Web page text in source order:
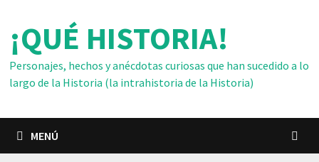
contenido
¡QUÉ HISTORIA!
Personajes, hechos y anécdotas curiosas que han sucedido a lo
largo de la Historia (la intrahistoria de la Historia)
MENÚ